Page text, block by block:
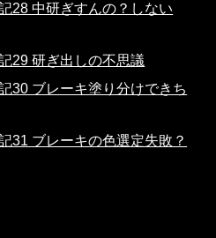
28 中研ぎすんの？しない
29 研ぎ出しの不思議
30 ブレーキ塗り分けできち
31 ブレーキの色選定失敗？